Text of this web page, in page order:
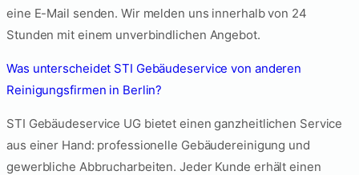
eine E-Mail senden. Wir melden uns innerhalb von 24
Stunden mit einem unverbindlichen Angebot.
Was unterscheidet STI Gebäudeservice von anderen
Reinigungsfirmen in Berlin?
STI Gebäudeservice UG bietet einen ganzheitlichen Service
aus einer Hand: professionelle Gebäudereinigung und
gewerbliche Abbrucharbeiten. Jeder Kunde erhält einen